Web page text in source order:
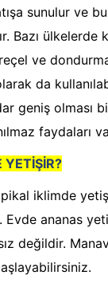
sunulur ve
Bazı ülkelerde
ve
da
geniş olması
faydaları
YETİŞİR?
iklimde
Evde ananas
değildir.